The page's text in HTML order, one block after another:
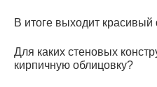
В итоге выходит
Для каких стеновых
кирпичную облицовку?